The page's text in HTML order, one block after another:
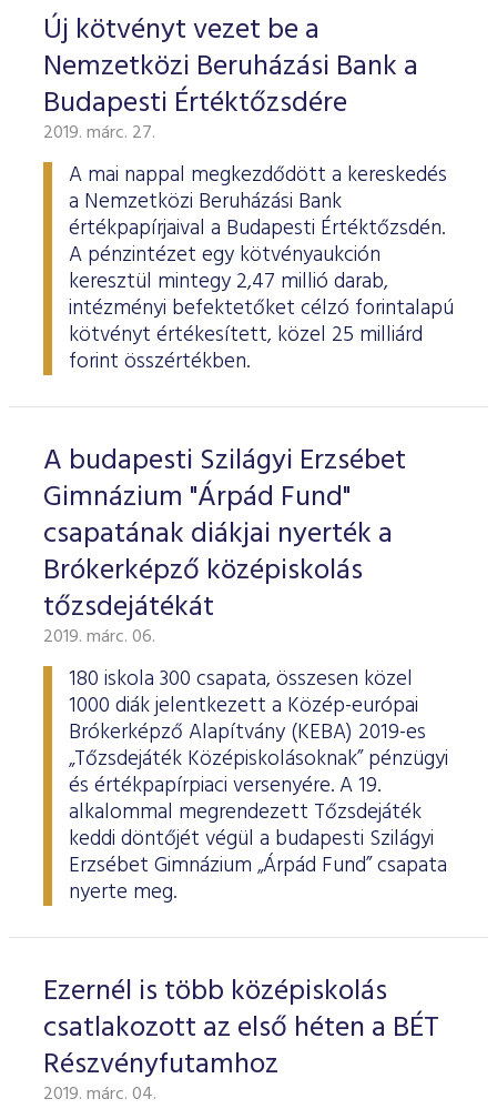
Új kötvényt vezet be a
Nemzetközi Beruházási Bank a
Budapesti Értéktőzsdére
2019. márc. 27.
A mai nappal megkezdődött a kereskedés
a Nemzetközi Beruházási Bank
értékpapírjaival a Budapesti Értéktőzsdén.
A pénzintézet egy kötvényaukción
keresztül mintegy 2,47 millió darab,
intézményi befektetőket célzó forintalapú
kötvényt értékesített, közel 25 milliárd
forint összértékben.
A budapesti Szilágyi Erzsébet
Gimnázium "Árpád Fund"
csapatának diákjai nyerték a
Brókerképző középiskolás
tőzsdejátékát
2019. márc. 06.
180 iskola 300 csapata, összesen közel
1000 diák jelentkezett a Közép-európai
Brókerképző Alapítvány (KEBA) 2019-es
„Tőzsdejáték Középiskolásoknak” pénzügyi
és értékpapírpiaci versenyére. A 19.
alkalommal megrendezett Tőzsdejáték
keddi döntőjét végül a budapesti Szilágyi
Erzsébet Gimnázium „Árpád Fund” csapata
nyerte meg.
Ezernél is több középiskolás
csatlakozott az első héten a BÉT
Részvényfutamhoz
2019. márc. 04.